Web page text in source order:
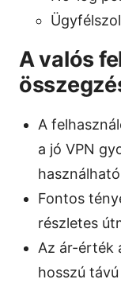
A valós
A
a jó VPN
Fontos
részletes
Az ár-érték
hosszú